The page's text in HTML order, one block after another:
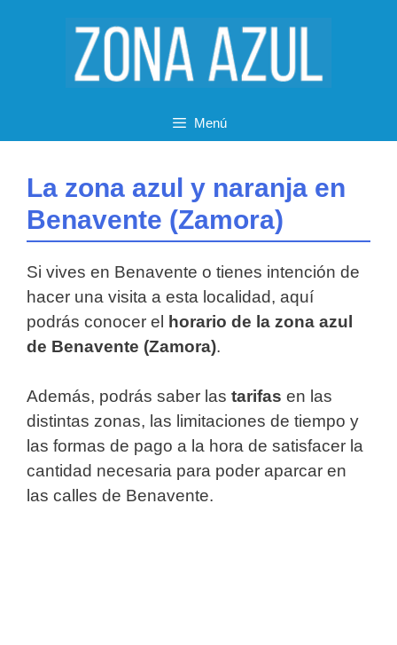
Menú
La zona azul y naranja en
Benavente (Zamora)
Si vives en Benavente o tienes intención de
hacer una visita a esta localidad, aquí
podrás conocer el horario de la zona azul
de Benavente (Zamora).
Además, podrás saber las tarifas en las
distintas zonas, las limitaciones de tiempo y
las formas de pago a la hora de satisfacer la
cantidad necesaria para poder aparcar en
las calles de Benavente.